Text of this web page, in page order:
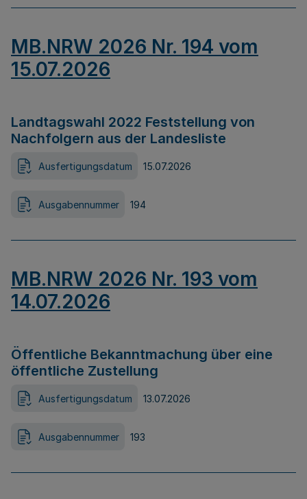
MB.NRW 2026 Nr. 194 vom
15.07.2026
Landtagswahl 2022 Feststellung von
Nachfolgern aus der Landesliste
Ausfertigungsdatum 15.07.2026
Ausgabennummer 194
MB.NRW 2026 Nr. 193 vom
14.07.2026
Öffentliche Bekanntmachung über eine
öffentliche Zustellung
Ausfertigungsdatum 13.07.2026
Ausgabennummer 193